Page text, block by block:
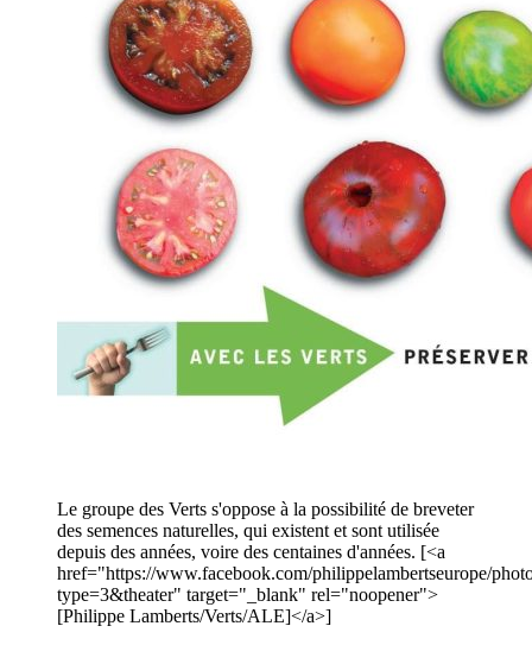
Le groupe des Verts s'oppose à la possibilité de breveter
des semences naturelles, qui existent et sont utilisée
depuis des années, voire des centaines d'années. [<a
href="https://www.facebook.com/philippelambertseurope/
type=3&theater" target="_blank" rel="noopener">
[Philippe Lamberts/Verts/ALE]</a>]